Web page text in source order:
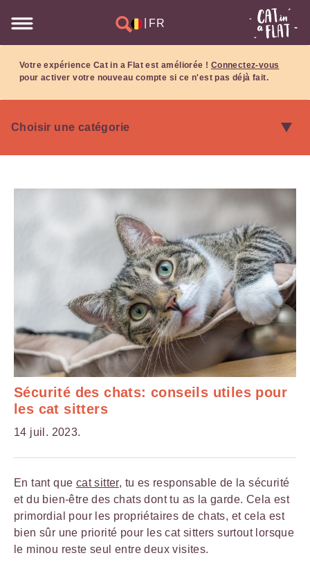
FR
Votre expérience Cat in a Flat est améliorée ! Connectez-vous
pour activer votre nouveau compte si ce n'est pas déjà fait.
Sécurité des chats: conseils utiles pour
les cat sitters
14 juil. 2023.
En tant que cat sitter, tu es responsable de la sécurité
et du bien-être des chats dont tu as la garde. Cela est
primordial pour les propriétaires de chats, et cela est
bien sûr une priorité pour les cat sitters surtout lorsque
le minou reste seul entre deux visites.